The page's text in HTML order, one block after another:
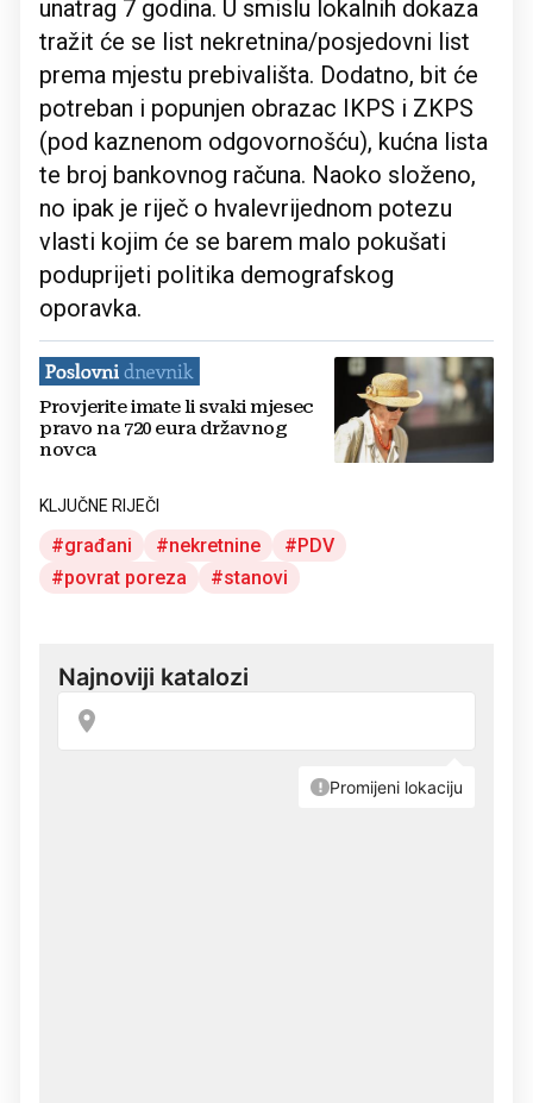
unatrag 7 godina. U smislu lokalnih dokaza
tražit će se list nekretnina/posjedovni list
prema mjestu prebivališta. Dodatno, bit će
potreban i popunjen obrazac IKPS i ZKPS
(pod kaznenom odgovornošću), kućna lista
te broj bankovnog računa. Naoko složeno,
no ipak je riječ o hvalevrijednom potezu
vlasti kojim će se barem malo pokušati
poduprijeti politika demografskog
oporavka.
Provjerite imate li svaki mjesec
pravo na 720 eura državnog
novca
KLJUČNE RIJEČI
građani nekretnine
PDV
povrat poreza
stanovi